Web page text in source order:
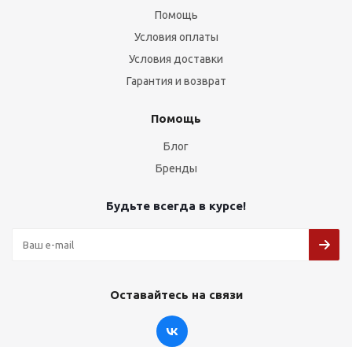
Помощь
Условия оплаты
Условия доставки
Гарантия и возврат
Помощь
Блог
Бренды
Будьте всегда в курсе!
Оставайтесь на связи